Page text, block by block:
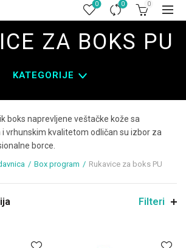
0 0 0
ZA BOKS PU
KATEGORIJE
boks naprevljene veštačke kože sa
vrhunskim kvalitetom odličan su izbor za
borce.
Box program Rukavice za boks PU
Filteri